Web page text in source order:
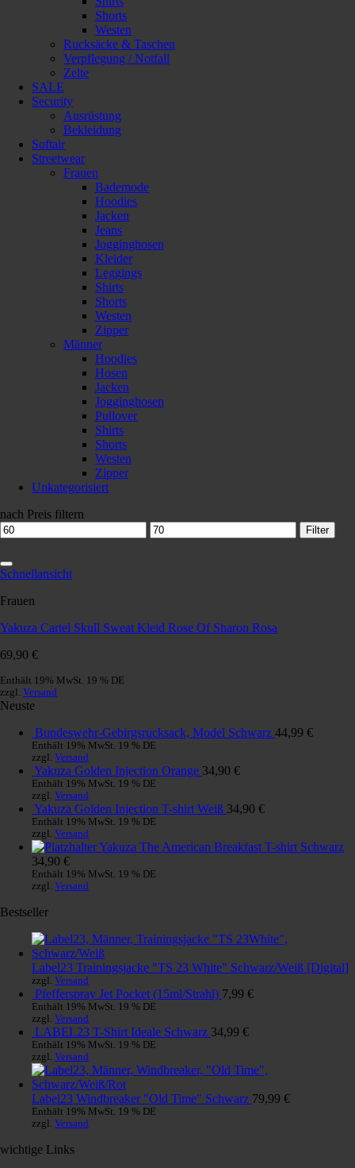
Shorts
Westen
Rucksäcke & Taschen
Verpflegung / Notfall
Zelte
SALE
Security
Ausrüstung
Bekleidung
Softair
Streetwear
Frauen
Bademode
Hoodies
Jacken
Jeans
Jogginghosen
Kleider
Leggings
Shirts
Shorts
Westen
Zipper
Männer
Hoodies
Hosen
Jacken
Jogginghosen
Pullover
Shirts
Shorts
Westen
Zipper
Unkategorisiert
nach Preis filtern
Min.
Preis
Max.
Preis
Filter
Schnellansicht
Frauen
Yakuza Cartel Skull Sweat Kleid Rose Of Sharon Rosa
69,90 €
Enthält 19% MwSt. 19 % DE
zzgl. Versand
Neuste
Bundeswehr-Gebirgsrucksack, Model Schwarz 44,99 €
Enthält 19% MwSt. 19 % DE
zzgl. Versand
Yakuza Golden Injection Orange 34,90 €
Enthält 19% MwSt. 19 % DE
zzgl. Versand
Yakuza Golden Injection T-shirt Weiß 34,90 €
Enthält 19% MwSt. 19 % DE
zzgl. Versand
Yakuza The American Breakfast T-shirt Schwarz
34,90 €
Enthält 19% MwSt. 19 % DE
zzgl. Versand
Bestseller
Label23 Trainingsjacke "TS 23 White" Schwarz/Weiß [Digital]
zzgl. Versand
Pfefferspray Jet Pocket (15ml/Strahl) 7,99 €
Enthält 19% MwSt. 19 % DE
zzgl. Versand
LABEL23 T-Shirt Ideale Schwarz 34,99 €
Enthält 19% MwSt. 19 % DE
zzgl. Versand
Label23 Windbreaker "Old Time" Schwarz 79,99 €
Enthält 19% MwSt. 19 % DE
zzgl. Versand
wichtige Links